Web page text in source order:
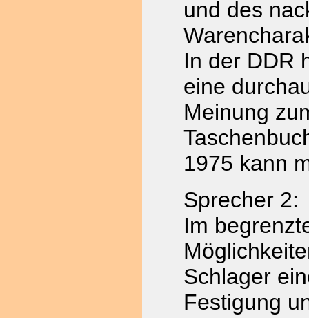
und des
In der DDR
eine
Meinung
1975 kann
Sprecher 2:
Im
Schlager
Festigung